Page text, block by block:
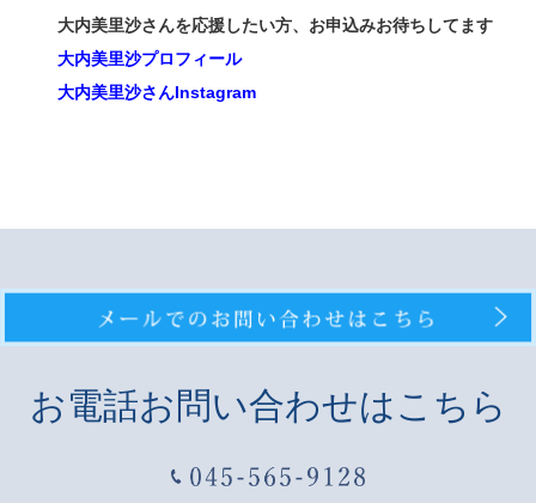
大内美里沙さんを応援したい方、お申込みお待ちしてます
大内美里沙プロフィール
大内美里沙さんInstagram
お電話お問い合わせはこちら